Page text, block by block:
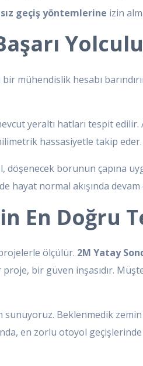
geçiş yöntemlerine izin
mühendislik hesabı
yeraltı hatları tespit
hassasiyetle takip eder.
döşenecek borunun çapına
hayat normal akışında devam
En Doğru
ölçülür. 2M Yatay
bir güven inşasıdır.
Beklenmedik
en zorlu otoyol